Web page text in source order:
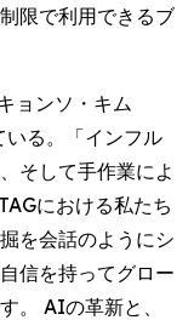
限で利用できるブ
ョンソ・キム
る。「インフル
そして手作業によ
における私たち
を会話のようにシ
信を持ってグロー
。 AIの革新と、